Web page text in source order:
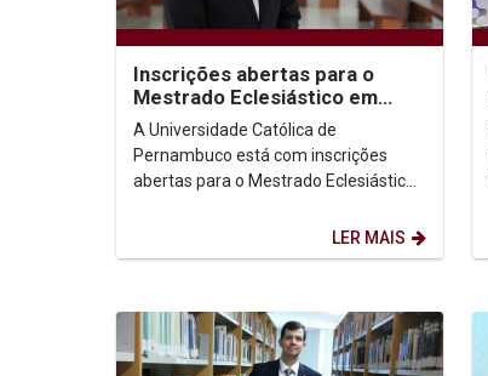
Inscrições abertas para o
Mestrado Eclesiástico em
Direito Canônico
A Universidade Católica de
Pernambuco está com inscrições
abertas para o Mestrado Eclesiástico
parceria com a Pontifícia...LER MAIS